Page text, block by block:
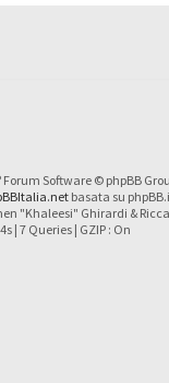
Forum Software © phpBB
basata su
"Khaleesi" Ghirardi &
| 7 Queries | GZIP : On